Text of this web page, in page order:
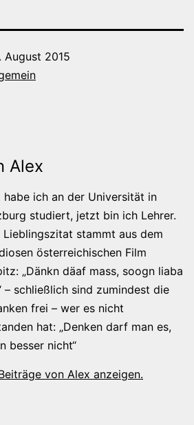
August 2015
Alex
habe ich an der Universität in
studiert, jetzt bin ich Lehrer.
Lieblingszitat stammt aus dem
österreichischen Film
„Dänkn däaf mass, soogn liaba
– schließlich sind zumindest die
frei – wer es nicht
hat: „Denken darf man es,
besser nicht“
von Alex anzeigen.